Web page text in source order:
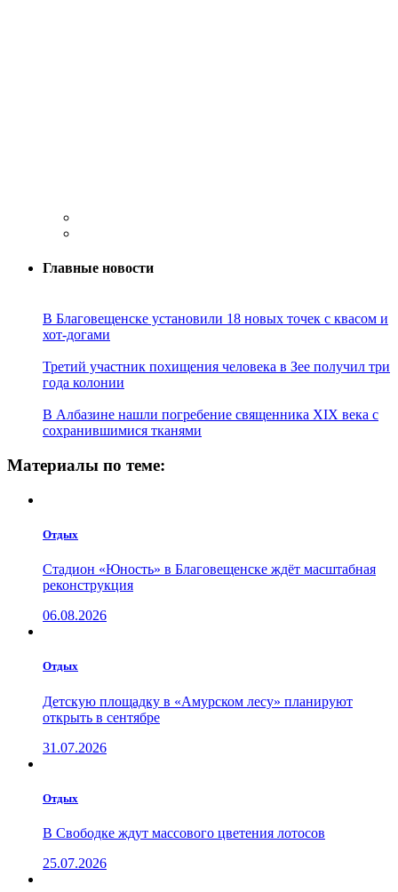
Главные новости
В Благовещенске установили 18 новых точек с квасом и
хот-догами
Третий участник похищения человека в Зее получил три
года колонии
В Албазине нашли погребение священника XIX века с
сохранившимися тканями
Материалы по теме:
Отдых
Стадион «Юность» в Благовещенске ждёт масштабная
реконструкция
06.08.2026
Отдых
Детскую площадку в «Амурском лесу» планируют
открыть в сентябре
31.07.2026
Отдых
В Свободке ждут массового цветения лотосов
25.07.2026